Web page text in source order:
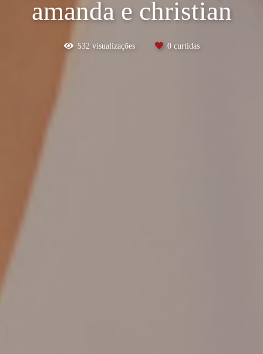
amanda e christian
532 visualizações 0curtidas